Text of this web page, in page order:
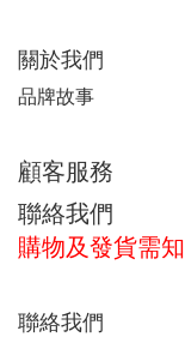
關於我們
品牌故事
顧客服務
聯絡我們
購物及發貨需知
聯絡我們